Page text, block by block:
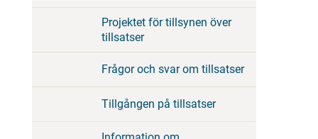
Projektet för tillsynen över
tillsatser
Frågor och svar om tillsatser
Tillgången på tillsatser